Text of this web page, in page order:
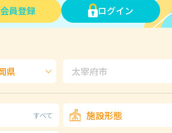
会員登録 ログイン
すべて 施設形態